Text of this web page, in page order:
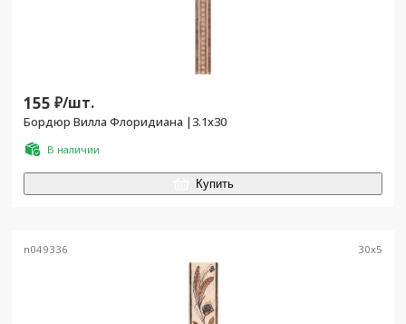
155 ₽/шт.
Бордюр Вилла Флоридиана |3.1х30
В наличии
Купить
n049336 30x5